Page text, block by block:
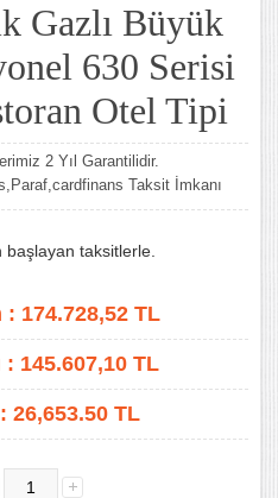
Gazlı Büyük
630 Serisi
Otel Tipi
2 Yıl Garantilidir.
Taksit İmkanı
taksitlerle.
: 174.728,52TL
: 145.607,10TL
26,653.50 TL